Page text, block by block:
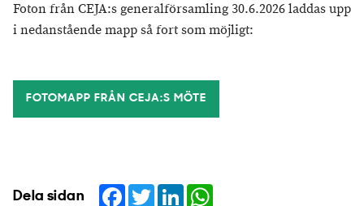
Foton från CEJA:s generalförsamling 30.6.2026 laddas upp
i nedanstående mapp så fort som möjligt:
FOTOMAPP FRÅN CEJA:S MÖTE
Dela sidan Facebook
TwitterLinkedIn